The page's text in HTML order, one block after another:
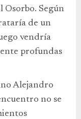
Osorbo. Según
de un
vendría
profundas
Alejandro
no se